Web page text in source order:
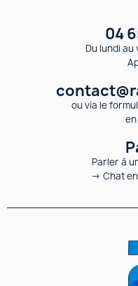
04
Du lundi au
ou via le
Parler à
→ Chat